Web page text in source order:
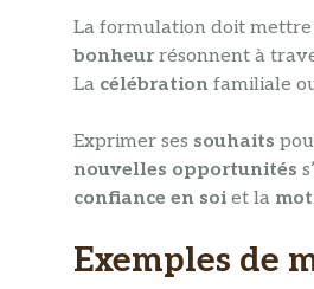
La formulation doit
bonheurrésonnent à
La célébration familiale
Exprimer ses souhaits
nouvelles opportunités
confiance en soi et la
Exemples de